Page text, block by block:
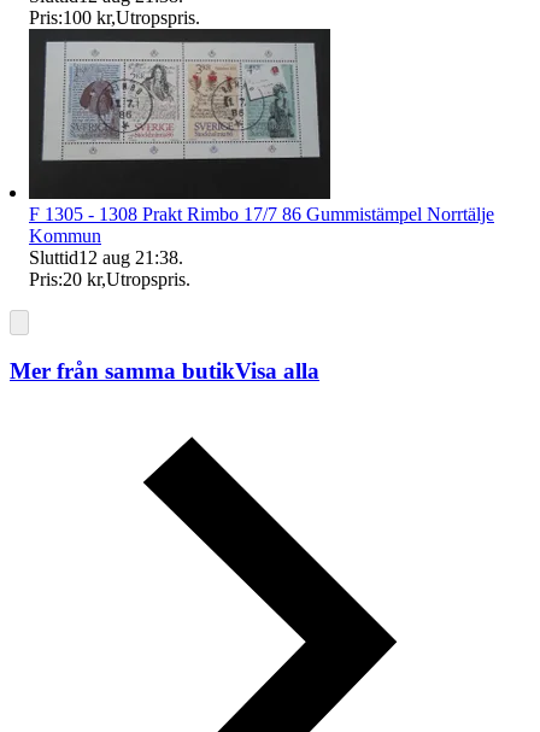
Pris:100 kr,Utropspris.
F 1305 - 1308 Prakt Rimbo 17/7 86 Gummistämpel Norrtälje
Kommun
Sluttid12 aug 21:38.
Pris:20 kr,Utropspris.
Mer från samma butikVisa alla